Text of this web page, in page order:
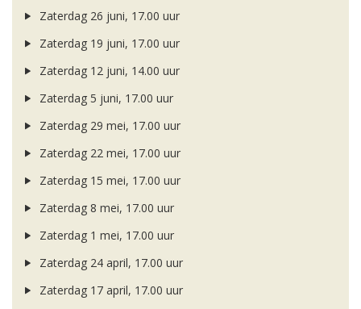
Zaterdag 26 juni, 17.00 uur
Zaterdag 19 juni, 17.00 uur
Zaterdag 12 juni, 14.00 uur
Zaterdag 5 juni, 17.00 uur
Zaterdag 29 mei, 17.00 uur
Zaterdag 22 mei, 17.00 uur
Zaterdag 15 mei, 17.00 uur
Zaterdag 8 mei, 17.00 uur
Zaterdag 1 mei, 17.00 uur
Zaterdag 24 april, 17.00 uur
Zaterdag 17 april, 17.00 uur